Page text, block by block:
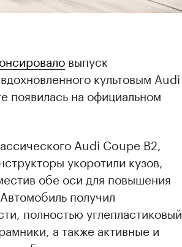
выпуск
культовым Audi
на официальном
Audi Coupe B2,
укоротили кузов,
обе оси для повышения
получил
полностью углепластиковый
а также активные и